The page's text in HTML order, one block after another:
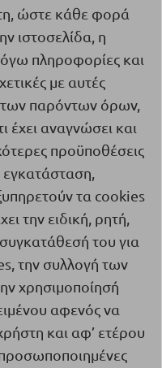
ώστε κάθε φορά
ιστοσελίδα, η
πληροφορίες και
με αυτές
παρόντων όρων,
έχει αναγνώσει και
προϋποθέσεις
τα cookies
την ειδική, ρητή,
του για
, την συλλογή των
χρησιμοποίησή
αφενός να
και αφ’ ετέρου